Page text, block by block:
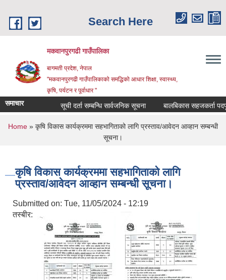
Search Here
मकवानपुरगढी गाउँपालिका
बागमती प्रदेश, नेपाल
"मकवानपुरगढी गाउँपालिकाको समद्धिको आधार शिक्षा, स्‍वास्‍थ्‍य,
कृषि, पर्यटन र पूर्वाधार "
समाचार सूची दर्ता सम्बन्धि सार्वजनिक सूचना बालबिकास सहजकर्ता पदपूर्तीका
You are here
Home » कृषि विकास कार्यक्रममा सहभागिताको लागि प्रस्ताव/आवेदन आव्हान सम्बन्धी
सूचना।
कृषि विकास कार्यक्रममा सहभागिताको लागि
प्रस्ताव/आवेदन आव्हान सम्बन्धी सूचना।
Submitted on: Tue, 11/05/2024 - 12:19
तस्बीर: